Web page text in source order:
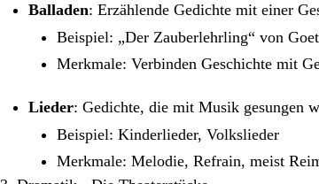
Balladen: Erzählende Gedichte mit einer
Beispiel: „Der Zauberlehrling“ von
Merkmale: Verbinden Geschichte mit
Lieder: Gedichte, die mit Musik gesungen
Beispiel: Kinderlieder, Volkslieder
Merkmale: Melodie, Refrain, meist